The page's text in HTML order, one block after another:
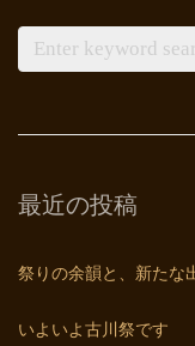
最近の投稿
祭りの余韻と、新たな
いよいよ古川祭です